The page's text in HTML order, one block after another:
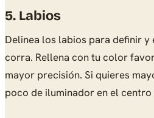
5. Labios
Delinea los labios para definir
corra. Rellena con tu color
mayor precisión. Si quieres
poco de iluminador en el